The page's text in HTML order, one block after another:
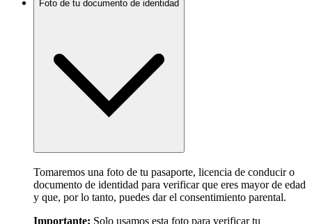
Foto de tu documento de identidad
Tomaremos una foto de tu pasaporte, licencia de conducir o
documento de identidad para verificar que eres mayor de edad
y que, por lo tanto, puedes dar el consentimiento parental.
Importante: Solo usamos esta foto para verificar tu